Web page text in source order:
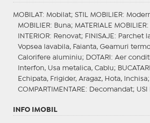
MOBILAT : Mobilat; STIL MOBILIER:
MOBILIER: Buna; MATERIALE MOBILIER:
INTERIOR: Renovat; FINISAJE : Parchet
Vopsea lavabila, Faianta, Geamuri
Calorifere aluminiu;
DOTARI : Aer
Interfon, Usa metalica, Cablu;
Echipata, Frigider, Aragaz, Hota, Inchisa;
COMPARTIMENTARE : Decomandat; USI
INFO IMOBIL